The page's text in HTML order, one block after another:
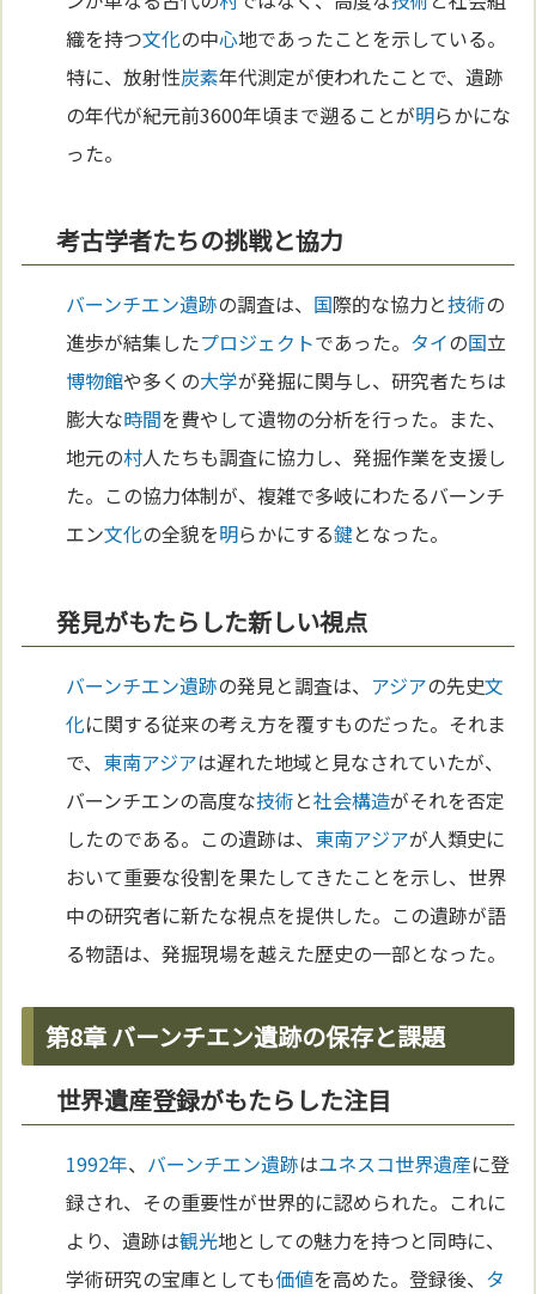
織を持つ文化の中心地であったことを示している。
特に、放射性炭素年代測定が使われたことで、遺跡
の年代が紀元前3600年頃まで遡ることが明らかにな
った。
考古学者たちの挑戦と協力
バーンチエン遺跡の調査は、 国際的な協力と技術の
進歩が結集したプロジェクトであった。 タイの国立
博物館や多くの大学が発掘に関与し、研究者たちは
膨大な時間を費やして遺物の分析を行った。また、
地元の村人たちも調査に協力し、発掘作業を支援し
た。この協力体制が、複雑で多岐にわたるバーンチ
エン文化の全貌を明らかにする鍵となった。
発見がもたらした新しい視点
バーンチエン遺跡の発見と調査は、 アジアの先史文
化に関する従来の考え方を覆すものだった。それま
で、 東南アジアは遅れた地域と見なされていたが、
バーンチエンの高度な技術と社会構造がそれを否定
したのである。この遺跡は、 東南アジアが人類史に
おいて重要な役割を果たしてきたことを示し、世界
中の研究者に新たな視点を提供した。この遺跡が語
る物語は、発掘現場を越えた歴史の一部となった。
第8章 バーンチエン遺跡の保存と課題
世界遺産登録がもたらした注目
1992年、 バーンチエン遺跡はユネスコ世界遺産に登
録され、その重要性が世界的に認められた。これに
より、遺跡は観光地としての魅力を持つと同時に、
学術研究の宝庫としても価値を高めた。登録後、 タ